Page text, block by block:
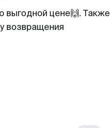
выгодной цене🙌. Также
возвращения